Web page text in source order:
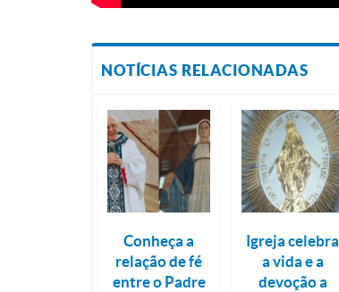
NOTÍCIAS RELACIONADAS
Conheça a
relação de fé
entre o Padre
Igreja celebra
a vida e a
devoção a